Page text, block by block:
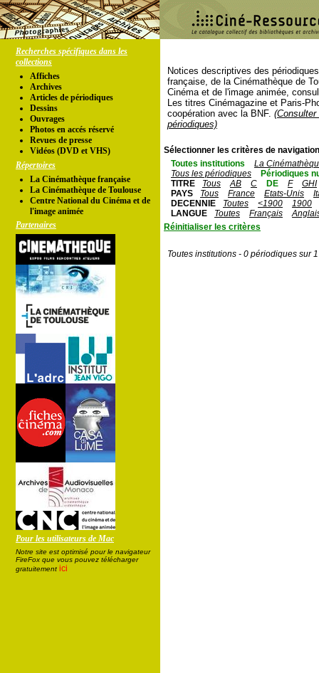
Recherches spécifiques dans les
collections
Affiches
Archives
Articles de périodiques
Dessins
Ouvrages
Photos en accés réservé
Revues de presse
Vidéos (DVD et VHS)
Répertoires
La Cinémathèque française
La Cinémathèque de Toulouse
Centre National du Cinéma et de
l'image animée
Partenaires
Pour les utilisateurs de Mac
Notre site est optimisé pour le navigateur
FireFox que vous pouvez télécharger
gratuitement ici
Notices descriptives des
française, de la Cinémathèque de
Cinéma et de l'image animée,
Les titres Cinémagazine et Paris-
coopération avec la BNF.
périodiques)
Sélectionner les critères de
Toutes institutions
La
Tous les périodiques
Périodiques
TITRE
Tous AB C DE F
GHI
PAYS
Tous France Etats-Unis
DECENNIE
Toutes <1900
1900
LANGUE
Toutes Français
Réinitialiser les critères
Toutes institutions - 0 périodiques sur